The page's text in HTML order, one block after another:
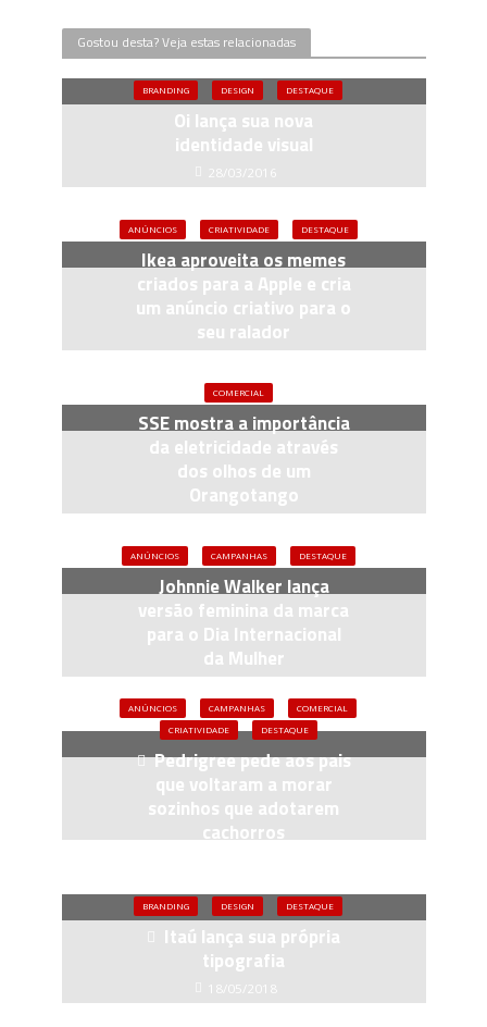
Gostou desta? Veja estas relacionadas
BRANDING DESIGN DESTAQUE
Oi lança sua nova
identidade visual
28/03/2016
ANÚNCIOS CRIATIVIDADE DESTAQUE
Ikea aproveita os memes
criados para a Apple e cria
um anúncio criativo para o
seu ralador
COMERCIAL
SSE mostra a importância
da eletricidade através
dos olhos de um
Orangotango
ANÚNCIOS CAMPANHAS DESTAQUE
Johnnie Walker lança
versão feminina da marca
para o Dia Internacional
da Mulher
ANÚNCIOS CAMPANHAS
COMERCIAL
CRIATIVIDADE
DESTAQUE
Pedrigree pede aos pais
que voltaram a morar
sozinhos que adotarem
cachorros
BRANDING DESIGN DESTAQUE
Itaú lança sua própria
tipografia
18/05/2018